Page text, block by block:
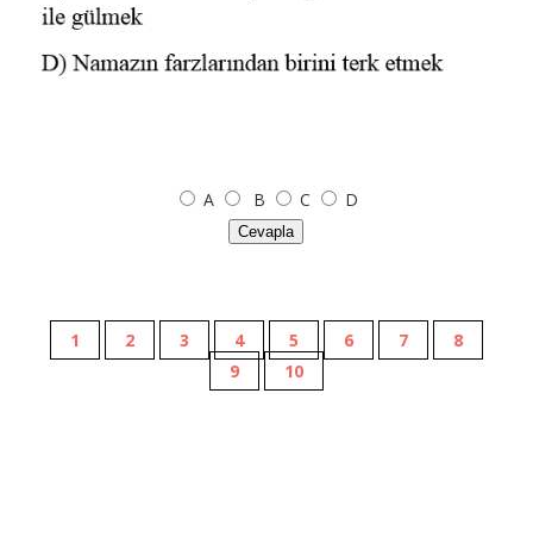
A B C D
Cevapla
1 2 3 4 5 6 7
8
9
10